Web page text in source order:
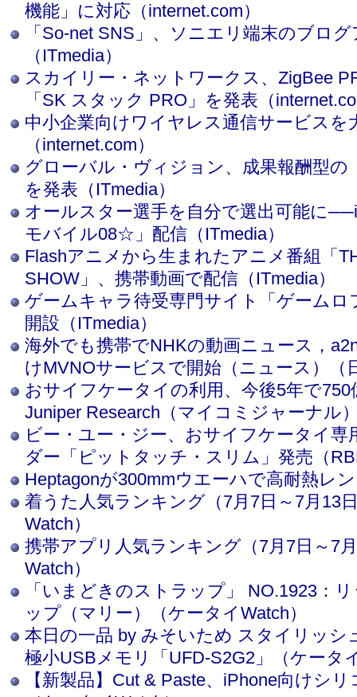
機能」に対応（internet.com）
「So-net SNS」、ソニエリ端末のブロ
（ITmedia）
スカイリー・ネットワークス、ZigBee
「SK スタック PRO」を発表（
中小企業向けワイヤレス通信サービスを
（internet.com）
グローバル・ヴィジョン、成果報酬型の
を発表（ITmedia）
オールスター選手を自分で選出可能に
モバイル08☆」配信（ITmedia）
Flashアニメから生まれたアニメ番組「
SHOW」、携帯動画で配信（ITmedia）
ゲームキャラ待受専門サイト「ゲーム
開設（ITmedia）
海外でも携帯でNHKの動画ニュース，
けMVNOサービスで開始（ニュース）（
おサイフケータイの利用、今後5年で750
Juniper Research（マイコミジャーナル
ビー・ユー・ジー、おサイフケータイ専
ダー「ピットタッチ・スリム」発売（
Heptagonが300mmウエーハで高耐熱レ
着うた人気ランキング（7月7日～7月13
Watch）
携帯アプリ人気ランキング（7月7日～7
Watch）
「いまどきのストラップ」 NO.1923：
ップ（マリー）（ケータイWatch）
本日の一品 by みそいため スタイリッ
極小USBメモリ「UFD-S2G2」（ケータ
【新製品】Cut & Paste、iPhone向けシ